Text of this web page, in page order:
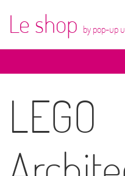
Le shop by pop-up
LEGO